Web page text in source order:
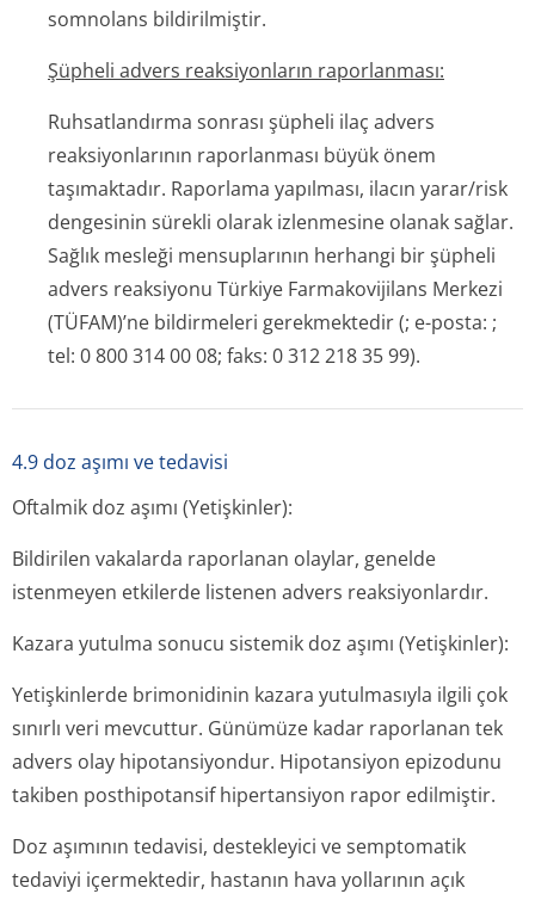
somnolans bildirilmiştir.
Şüpheli advers reaksiyonların raporlanması:
Ruhsatlandırma sonrası şüpheli ilaç advers
reaksiyonlarının raporlanması büyük önem
taşımaktadır. Raporlama yapılması, ilacın yarar/risk
dengesinin sürekli olarak izlenmesine olanak sağlar.
Sağlık mesleği mensuplarının herhangi bir şüpheli
advers reaksiyonu Türkiye Farmakovijilans Merkezi
(TÜFAM)’ne bildirmeleri gerekmektedir (; e-posta: ;
tel: 0 800 314 00 08; faks: 0 312 218 35 99).
4.9 doz aşımı ve tedavisi
Oftalmik doz aşımı (Yetişkinler):
Bildirilen vakalarda raporlanan olaylar, genelde
istenmeyen etkilerde listenen advers reaksiyonlardır.
Kazara yutulma sonucu sistemik doz aşımı (Yetişkinler):
Yetişkinlerde brimonidinin kazara yutulmasıyla ilgili çok
sınırlı veri mevcuttur. Günümüze kadar raporlanan tek
advers olay hipotansiyondur. Hipotansiyon epizodunu
takiben posthipotansif hipertansiyon rapor edilmiştir.
Doz aşımının tedavisi, destekleyici ve semptomatik
tedaviyi içermektedir, hastanın hava yollarının açık